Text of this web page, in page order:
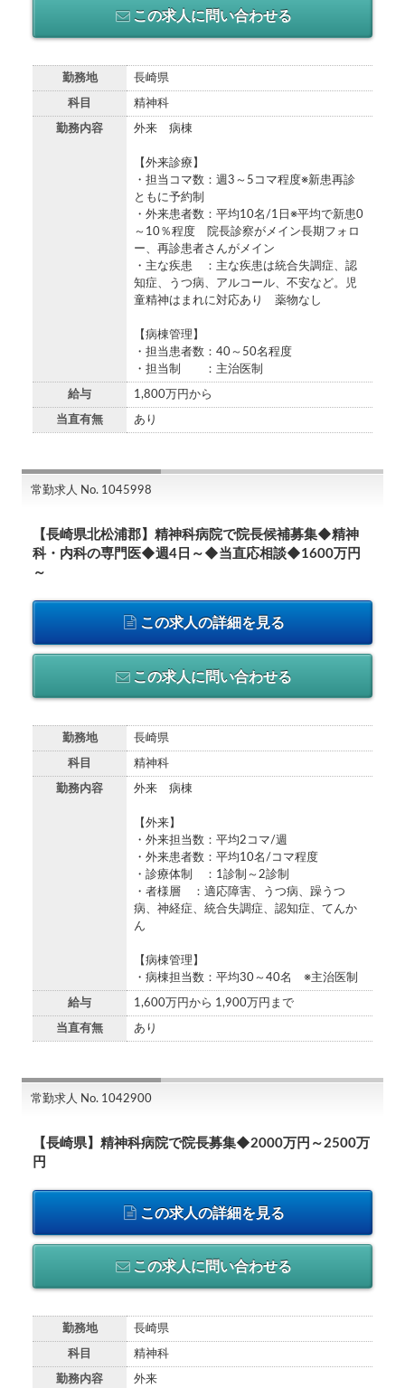
この求人に問い合わせる
勤務地 長崎県
科目 精神科
勤務内容 外来 病棟
【外来診療】
・担当コマ数：週3～5コマ程度※新患再診
ともに予約制
・外来患者数：平均10名/1日※平均で新患0
～10％程度 院長診察がメイン長期フォロ
ー、再診患者さんがメイン
・主な疾患 ：主な疾患は統合失調症、認
知症、うつ病、アルコール、不安など。児
童精神はまれに対応あり 薬物なし
【病棟管理】
・担当患者数：40～50名程度
・担当制 ：主治医制
給与 1,800万円から
当直有無 あり
常勤求人 No. 1045998
【長崎県北松浦郡】精神科病院で院長候補募集◆精神
科・内科の専門医◆週4日～◆当直応相談◆1600万円
～
この求人の詳細を見る
この求人に問い合わせる
勤務地 長崎県
科目 精神科
勤務内容 外来 病棟
【外来】
・外来担当数：平均2コマ/週
・外来患者数：平均10名/コマ程度
・診療体制 ：1診制～2診制
・者様層 ：適応障害、うつ病、躁うつ
病、神経症、統合失調症、認知症、てんか
ん
【病棟管理】
・病棟担当数：平均30～40名 ※主治医制
給与 1,600万円から 1,900万円まで
当直有無 あり
常勤求人 No. 1042900
【長崎県】精神科病院で院長募集◆2000万円～2500万
円
この求人の詳細を見る
この求人に問い合わせる
勤務地 長崎県
科目 精神科
勤務内容 外来